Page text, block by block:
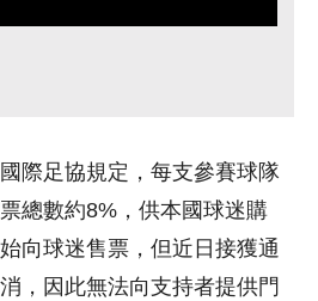
際足協規定，每支參賽球隊
總數約8%，供本國球迷購
向球迷售票，但近日接獲通
，因此無法向支持者提供門